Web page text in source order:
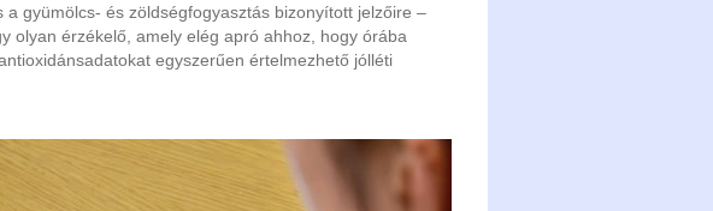
gyümölcs- és zöldségfogyasztás bizonyított jelzőire –
olyan érzékelő, amely elég apró ahhoz, hogy órába
egyszerűen értelmezhető jólléti